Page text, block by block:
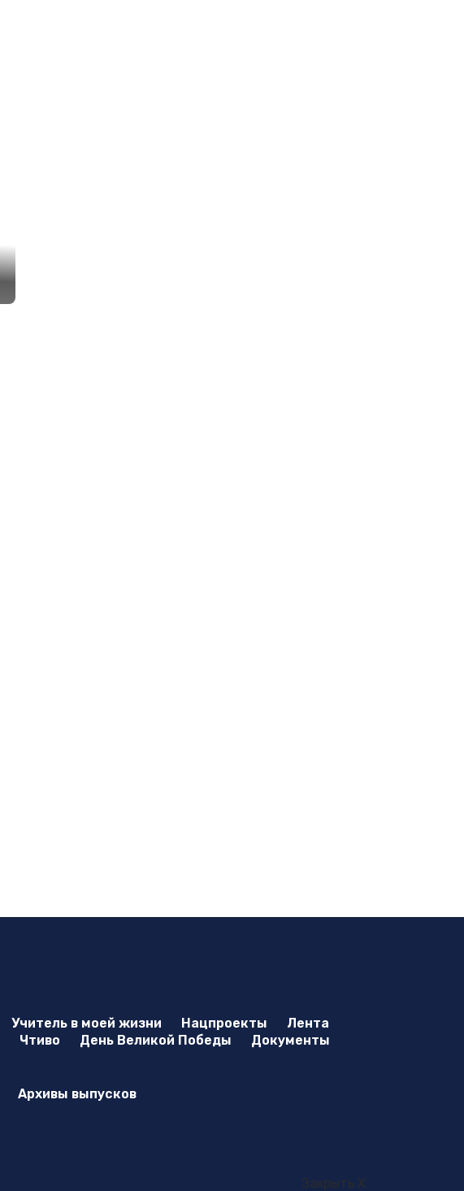
Закрыть X
Учитель в моей жизни Нацпроекты
Лента
Чтиво День Великой Победы
Документы
Архивы выпусков